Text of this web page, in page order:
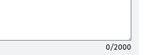
0/2000